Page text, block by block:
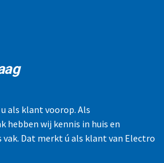
als klant voorop. Als
hebben wij kennis in huis en
Dat merkt ú als klant van Electro